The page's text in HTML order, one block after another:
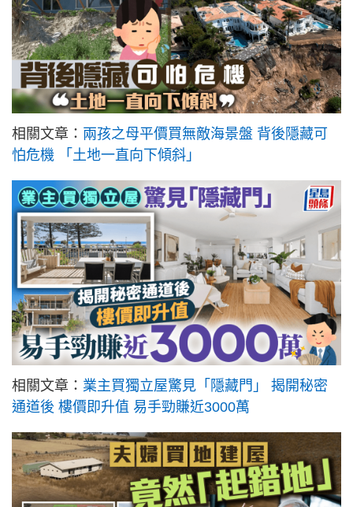
相關文章： 兩孩之母平價買無敵海景盤 背後隱藏可
怕危機 「土地一直向下傾斜」
相關文章： 業主買獨立屋驚見「隱藏門」 揭開秘密
通道後 樓價即升值 易手勁賺近3000萬